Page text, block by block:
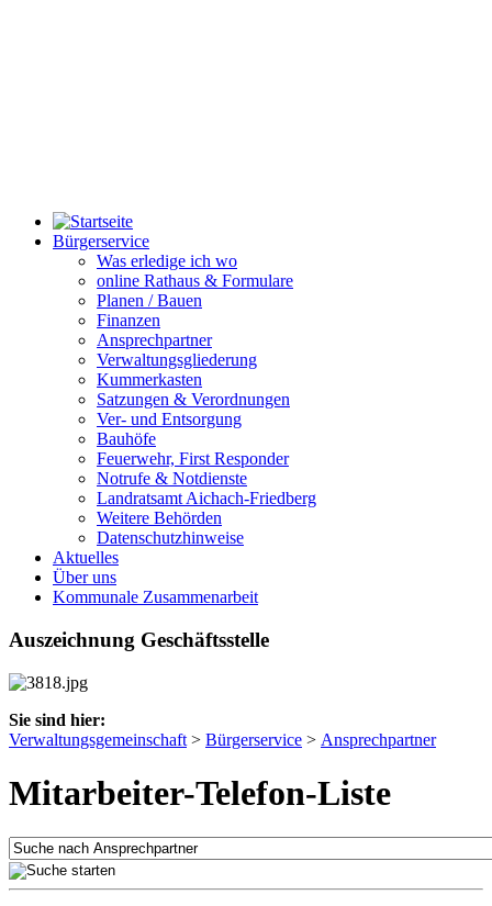
Bürgerservice
Was erledige ich wo
online Rathaus & Formulare
Planen / Bauen
Finanzen
Ansprechpartner
Verwaltungsgliederung
Kummerkasten
Satzungen & Verordnungen
Ver- und Entsorgung
Bauhöfe
Feuerwehr, First Responder
Notrufe & Notdienste
Landratsamt Aichach-Friedberg
Weitere Behörden
Datenschutzhinweise
Aktuelles
Über uns
Kommunale Zusammenarbeit
Auszeichnung Geschäftsstelle
Sie sind hier:
Verwaltungsgemeinschaft > Bürgerservice > Ansprechpartner
Mitarbeiter-Telefon-Liste